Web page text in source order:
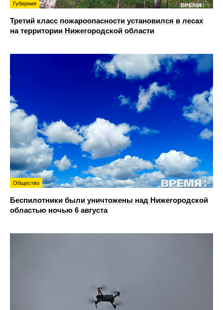
Губерния
Третий класс пожароопасности установился в лесах
на территории Нижегородской области
Общество
Беспилотники были уничтожены над Нижегородской
областью ночью 6 августа